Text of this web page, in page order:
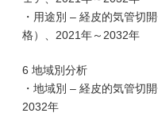
・用途別 – 経皮的気管切
格）、2021年～2032年
6 地域別分析
・地域別 – 経皮的気管切
2032年